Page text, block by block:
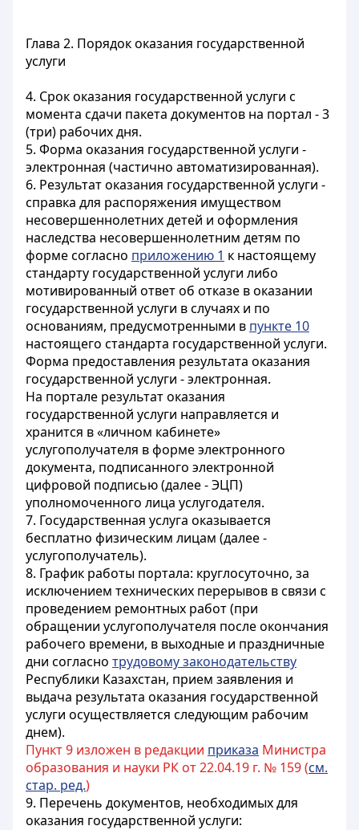
Глава 2. Порядок оказания государственной
услуги
4. Срок оказания государственной услуги с
момента сдачи пакета документов на портал - 3
(три) рабочих дня.
5. Форма оказания государственной услуги -
электронная (частично автоматизированная).
6. Результат оказания государственной услуги -
справка для распоряжения имуществом
несовершеннолетних детей и оформления
наследства несовершеннолетним детям по
форме согласно приложению 1 к настоящему
стандарту государственной услуги либо
мотивированный ответ об отказе в оказании
государственной услуги в случаях и по
основаниям, предусмотренными в пункте 10
настоящего стандарта государственной услуги.
Форма предоставления результата оказания
государственной услуги - электронная.
На портале результат оказания
государственной услуги направляется и
хранится в «личном кабинете»
услугополучателя в форме электронного
документа, подписанного электронной
цифровой подписью (далее - ЭЦП)
уполномоченного лица услугодателя.
7. Государственная услуга оказывается
бесплатно физическим лицам (далее -
услугополучатель).
8. График работы портала: круглосуточно, за
исключением технических перерывов в связи с
проведением ремонтных работ (при
обращении услугополучателя после окончания
рабочего времени, в выходные и праздничные
дни согласно трудовому законодательству
Республики Казахстан, прием заявления и
выдача результата оказания государственной
услуги осуществляется следующим рабочим
днем).
Пункт 9 изложен в редакции приказа Министра
образования и науки РК от 22.04.19 г. № 159 (см.
стар. ред.)
9. Перечень документов, необходимых для
оказания государственной услуги: